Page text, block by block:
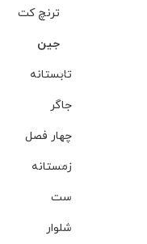
ترنچ کت
جین
تابستانه
جاگر
چهار فصل
زمستانه
ست
شلوار